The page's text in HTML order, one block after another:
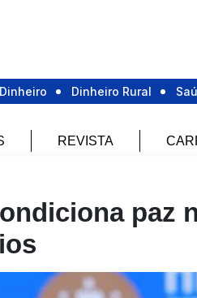
Dinheiro Dinheiro Rural
REVISTA
paz